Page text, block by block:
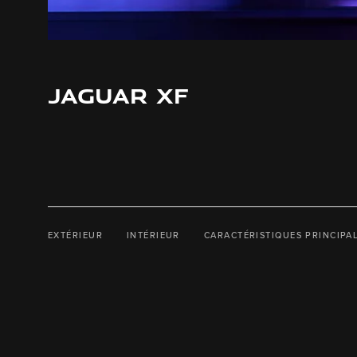
JAGUAR XF
EXTÉRIEUR INTÉRIEUR CARACTÉRISTIQUES